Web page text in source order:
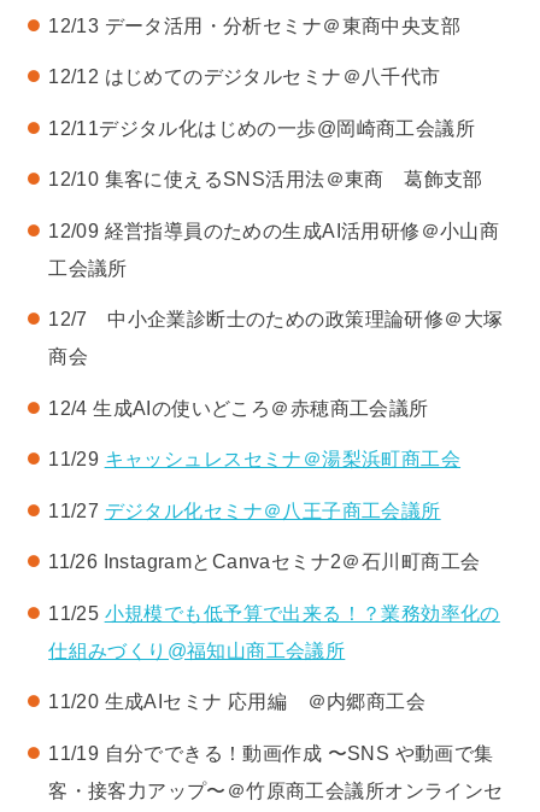
12/13 データ活用・分析セミナ＠東商中央支部
12/12 はじめてのデジタルセミナ＠八千代市
12/11デジタル化はじめの一歩@岡崎商工会議所
12/10 集客に使えるSNS活用法＠東商 葛飾支部
12/09 経営指導員のための生成AI活用研修＠小山商
工会議所
12/7 中小企業診断士のための政策理論研修＠大塚
商会
12/4 生成AIの使いどころ＠赤穂商工会議所
11/29 キャッシュレスセミナ＠湯梨浜町商工会
11/27 デジタル化セミナ＠八王子商工会議所
11/26 InstagramとCanvaセミナ2＠石川町商工会
11/25 小規模でも低予算で出来る！？業務効率化の
仕組みづくり@福知山商工会議所
11/20 生成AIセミナ 応用編 ＠内郷商工会
11/19 自分でできる！動画作成 〜SNS や動画で集
客・接客力アップ〜＠竹原商工会議所オンラインセ